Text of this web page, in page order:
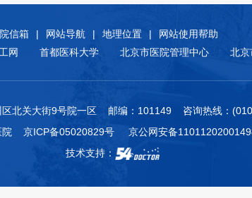
信箱 | 网站导航 | 地理位置 |
网站使用帮助
网 首都医科大学 北京市医院管理中心 北京
区北关大街9号院一区 邮编：101149 咨询热线：
院 京ICP备05020829号京公网安备
技术支持：